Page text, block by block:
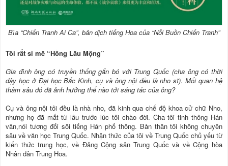
Bìa “Chiến Tranh Ai Ca”, bản dịch tiếng Hoa của “Nỗi Buồn Chiến Tranh”
Tôi rất si mê “Hồng Lâu Mộng”
Gia đình ông có truyền thống gắn bó với Trung Quốc (cha ông có thời
dậy học ở Đại học Bắc Kinh, cụ và ông nội đều là nho sĩ). Mối quan hệ
thâm sâu đó đã ảnh hưởng thế nào tới sáng tác của ông?
Cụ và ông nội tôi đều là nhà nho, đã kinh qua chế độ khoa cử chữ Nho,
nhưng họ đã mất từ lâu trước lúc tôi chào đời. Cha tôi tinh thông Hán
văn,nói tương đối sõi tiếng Hán phổ thông. Bản thân tôi không chuyên
sâu về văn học Trung Quốc. Nhận thức của tôi về Trung Quốc chủ yếu từ
kiến thức trung học, về Đảng Cộng sản Trung Quốc và về Cộng hòa
Nhân dân Trung Hoa.